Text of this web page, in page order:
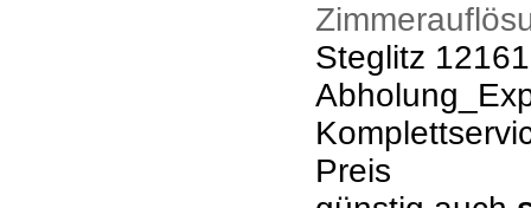
Steglitz 12161
Preis